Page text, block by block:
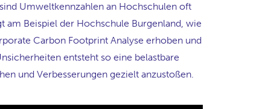
Umweltkennzahlen an Hochschulen oft
am Beispiel der Hochschule Burgenland, wie
Carbon Footprint Analyse erhoben und
entsteht so eine belastbare
und Verbesserungen gezielt anzustoßen.